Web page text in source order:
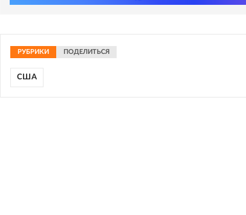
РУБРИКИ ПОДЕЛИТЬСЯ
США